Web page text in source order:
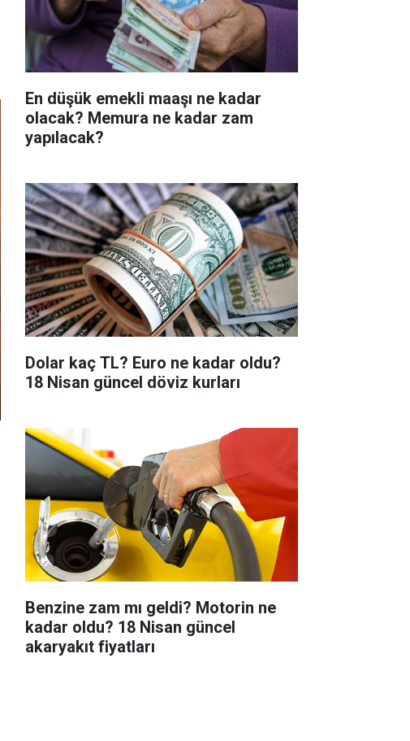
En düşük emekli maaşı ne kadar
olacak? Memura ne kadar zam
yapılacak?
Dolar kaç TL? Euro ne kadar oldu?
18 Nisan güncel döviz kurları
Benzine zam mı geldi? Motorin ne
kadar oldu? 18 Nisan güncel
akaryakıt fiyatları